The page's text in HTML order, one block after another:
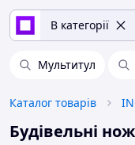
В категорії
Мультитул
Каталог товарів
Будівельні